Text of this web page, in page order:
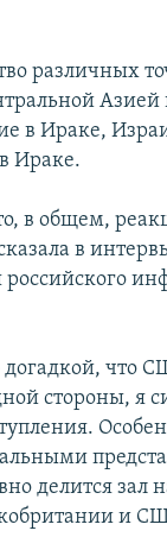
различных
в Ираке,
Ираке.
в общем,
в
что
стороны, я
делится зал
и